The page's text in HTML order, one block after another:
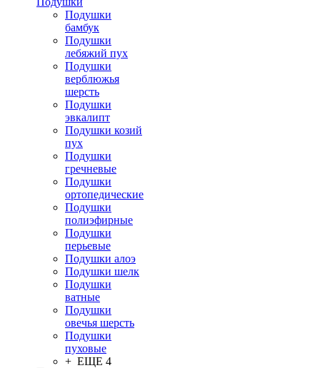
Подушки
бамбук
Подушки
лебяжий пух
Подушки
верблюжья
шерсть
Подушки
эвкалипт
Подушки козий
пух
Подушки
гречневые
Подушки
ортопедические
Подушки
полиэфирные
Подушки
перьевые
Подушки алоэ
Подушки шелк
Подушки
ватные
Подушки
овечья шерсть
Подушки
пуховые
+ ЕЩЕ 4